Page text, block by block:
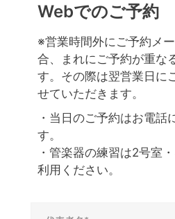
Webでのご予約
※営業時間外にご予約メ
合、まれにご予約が重な
す。その際は翌営業日に
せていただきます。
・当日のご予約はお電話
す。
・管楽器の練習は2号室
利用ください。